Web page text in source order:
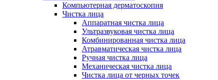
Компьютерная дерматоскопия
Чистка лица
Аппаратная чистка лица
Ультразвуковая чистка лица
Комбинированная чистка лица
Атравматическая чистка лица
Ручная чистка лица
Механическая чистка лица
Чистка лица от черных точек